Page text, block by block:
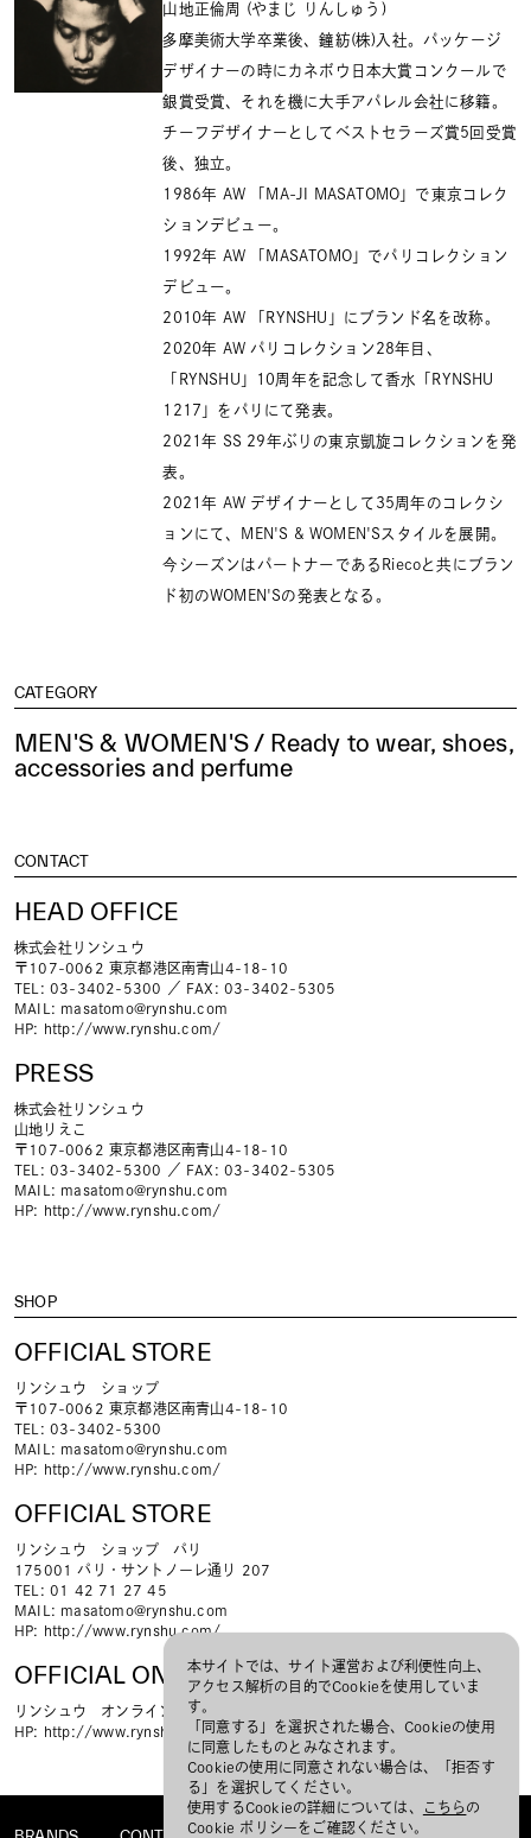
山地正倫周 (やまじ りんしゅう)
多摩美術大学卒業後、鐘紡(株)入社。パッケージ
デザイナーの時にカネボウ日本大賞コンクールで
銀賞受賞、それを機に大手アパレル会社に移籍。
チーフデザイナーとしてベストセラーズ賞5回受賞
後、独立。
1986年 AW 「MA-JI MASATOMO」で東京コレク
ションデビュー。
1992年 AW 「MASATOMO」でパリコレクション
デビュー。
2010年 AW 「RYNSHU」にブランド名を改称。
2020年 AW パリコレクション28年目、
「RYNSHU」10周年を記念して香水「RYNSHU
1217」をパリにて発表。
2021年 SS 29年ぶりの東京凱旋コレクションを発
表。
2021年 AW デザイナーとして35周年のコレクシ
ョンにて、MEN'S & WOMEN'Sスタイルを展開。
今シーズンはパートナーであるRiecoと共にブラン
ド初のWOMEN'Sの発表となる。
CATEGORY
MEN'S & WOMEN'S / Ready to wear, shoes,
accessories and perfume
CONTACT
HEAD OFFICE
株式会社リンシュウ
〒107-0062 東京都港区南青山4-18-10
TEL: 03-3402-5300 ／ FAX: 03-3402-5305
MAIL: masatomo@rynshu.com
HP: http://www.rynshu.com/
PRESS
株式会社リンシュウ
山地りえこ
〒107-0062 東京都港区南青山4-18-10
TEL: 03-3402-5300 ／ FAX: 03-3402-5305
MAIL: masatomo@rynshu.com
HP: http://www.rynshu.com/
SHOP
OFFICIAL STORE
リンシュウ ショップ
〒107-0062 東京都港区南青山4-18-10
TEL: 03-3402-5300
MAIL: masatomo@rynshu.com
HP: http://www.rynshu.com/
OFFICIAL STORE
リンシュウ ショップ パリ
175001 パリ・サントノーレ通り 207
TEL: 01 42 71 27 45
MAIL: masatomo@rynshu.com
HP: http://www.rynshu.com/
OFFICIAL ONLINE STORE
リンシュウ オンライン ショップ
HP: http://www.rynshu.-pro.jp/
本サイトでは、サイト運営および利便性向上、
アクセス解析の目的でCookieを使用していま
す。
「同意する」を選択された場合、Cookieの使用
に同意したものとみなされます。
Cookieの使用に同意されない場合は、「拒否す
る」を選択してください。
使用するCookieの詳細については、
こちらの
Cookie ポリシーをご確認ください。